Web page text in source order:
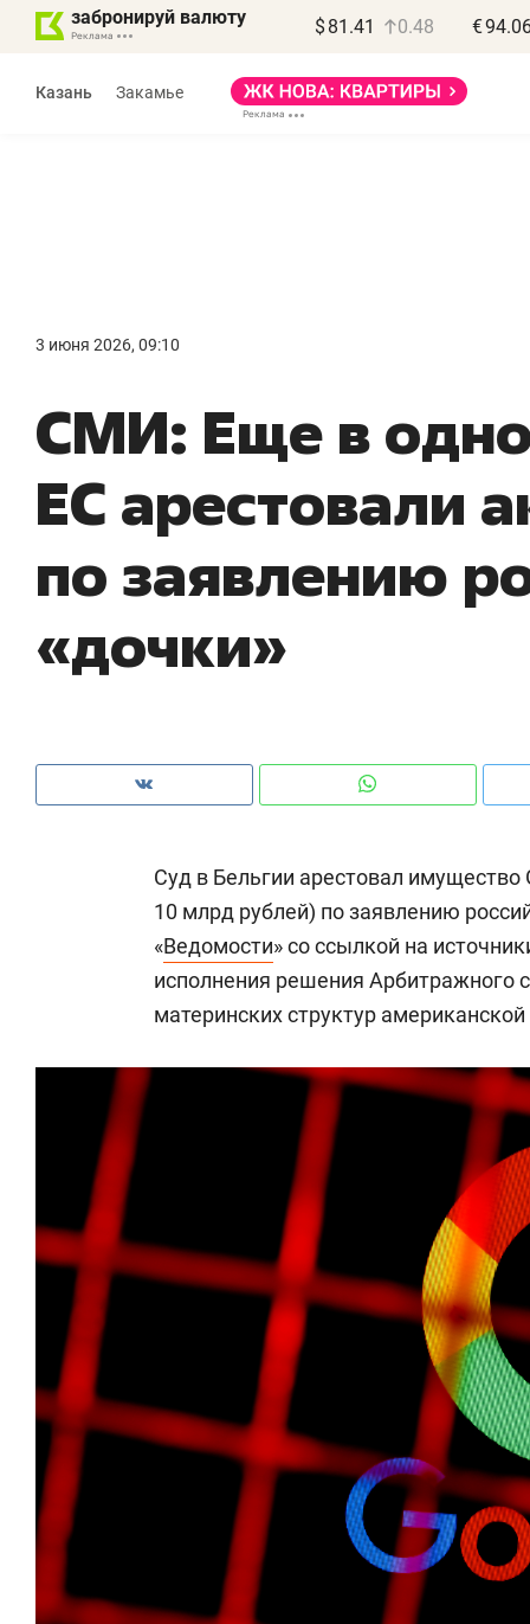
забронируй валюту $ 81.41 0.48 €
Казань Закамье
3 июня 2026, 09:10
СМИ: Еще в
ЕС арестовали
по заявлению
«дочки»
Суд в Бельгии арестовал
10 млрд рублей) по заявлению
«Ведомости» со ссылкой на
исполнения решения Арбитражного
материнских структур
правил, бизнес может
потерять минимум
Как бизнесу выйти на зарубежные
чем интересен Оман?
Рекомендуем
Как ГК «МИР ГРУПП» и ВТБ
создают оазис жилого
150
ID вместо